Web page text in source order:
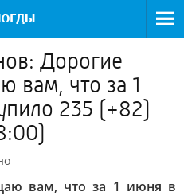
Дорогие
вам, что за 1
235 (+82)
вам, что за 1 июня в